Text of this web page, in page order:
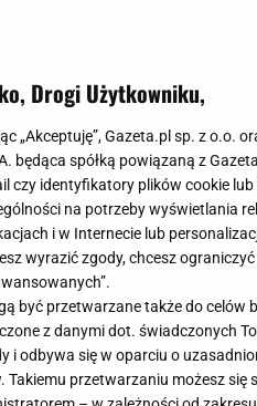
nie jest łatwe. Właśnie
gdzie je kupisz.
Drogi Użytkowniku,
„Akceptuję”, Gazeta.pl sp. z o.o.
będąca spółką powiązaną z
czy identyfikatory plików cookie
na potrzeby wyświetlania
i w Internecie lub
wyrazić zgody, chcesz
być przetwarzane także do
z danymi dot. świadczonych
i odbywa się w oparciu o
Takiemu przetwarzaniu możesz